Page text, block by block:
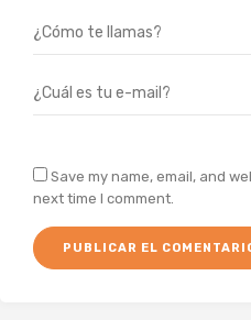
Save my name, email, and
next time I comment.